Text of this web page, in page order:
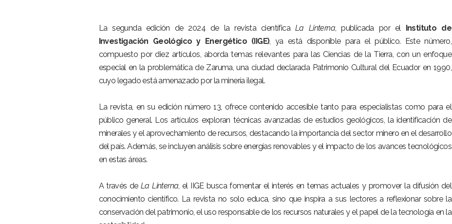
La segunda edición de 2024 de la revista científicaLa Linterna, publicada por el
Instituto de
Investigación Geológico y Energético (IIGE), ya está disponible para el público. Este número,
compuesto por diez artículos, aborda temas relevantes para las Ciencias de la Tierra, con un enfoque
especial en la problemática de Zaruma, una ciudad declarada Patrimonio Cultural del Ecuador en 1990,
cuyo legado está amenazado por la minería ilegal.
La revista, en su edición número 13, ofrece contenido accesible tanto para especialistas como para el
público general. Los artículos exploran técnicas avanzadas de estudios geológicos, la identificación de
minerales y el aprovechamiento de recursos, destacando la importancia del sector minero en el desarrollo
del país. Además, se incluyen análisis sobre energías renovables y el impacto de los avances tecnológicos
en estas áreas.
A través deLa Linterna, el IIGE busca fomentar el interés en temas actuales y promover la difusión del
conocimiento científico. La revista no solo educa, sino que inspira a sus lectores a reflexionar sobre la
conservación del patrimonio, el uso responsable de los recursos naturales y el papel de la tecnología en la